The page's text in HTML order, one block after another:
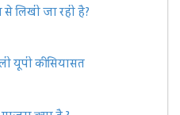
लिखी जा रही है?
यूपी की सियासत